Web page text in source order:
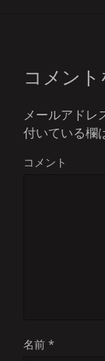
コメン
メールアドレ
付いている欄
コメント
名前 *